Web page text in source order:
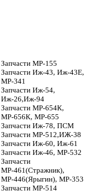
Запчасти МР-155
Запчасти Иж-43, Иж-43Е,
МР-341
Запчасти Иж-54,
Иж-26,Иж-94
Запчасти МР-654К,
МР-656К, МР-655
Запчасти Иж-78, ПСМ
Запчасти МР-512,ИЖ-38
Запчасти Иж-60, Иж-61
Запчасти Иж-46, МР-532
Запчасти
МР-461(Стражник),
МР-446(Ярыгин), МР-353
Запчасти МР-514